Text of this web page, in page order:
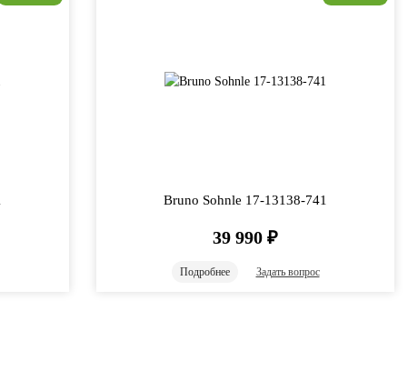
Bruno Sohnle 17-13138-741
39 990 ₽
Подробнее Задать вопрос